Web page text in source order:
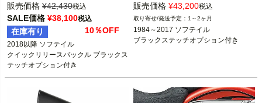
2018以降 ソフテイル
BAD&G CUSTOM（バッド＆Gカスタ
ム）
販売価格 ¥42,430税込
SALE価格 ¥38,100税込
在庫有り 10％OFF
2018以降 ソフテイル
クイックリリースバックル ブラックス
テッチオプション付き
1984～2017 ソフテイル
BAD&G CUSTOM（バッド＆Gカスタ
ム）
販売価格 ¥43,200税込
1～2ヶ月
1984～2017 ソフテイル
ブラックステッチオプション付き